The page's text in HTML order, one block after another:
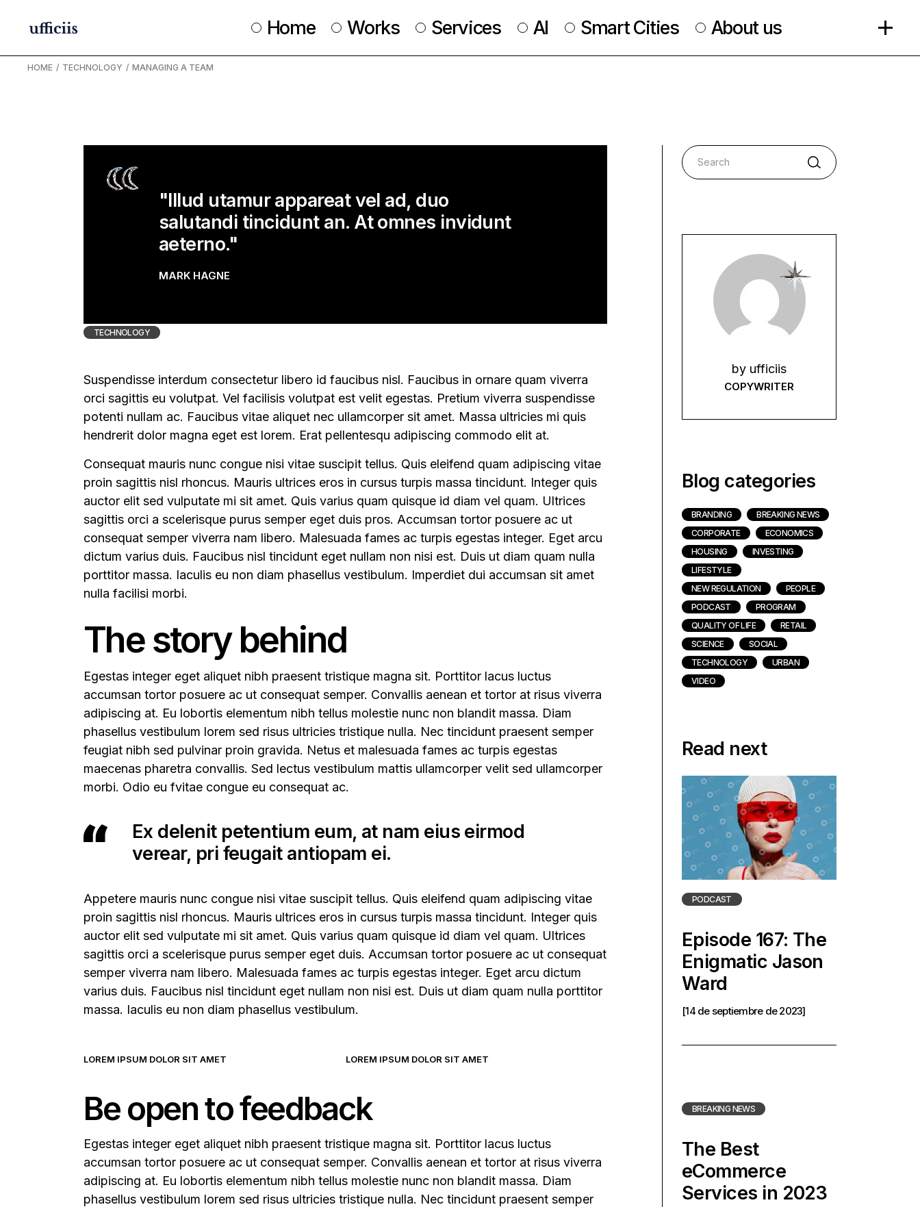
Home Works Services AI Smart Cities About us
HOME TECHNOLOGY MANAGING A TEAM
"Illud utamur appareat vel ad, duo
salutandi tincidunt an. At omnes invidunt
aeterno."
MARK HAGNE
TECHNOLOGY
Suspendisse interdum consectetur libero id faucibus nisl. Faucibus in ornare quam viverra
orci sagittis eu volutpat. Vel facilisis volutpat est velit egestas. Pretium viverra suspendisse
potenti nullam ac. Faucibus vitae aliquet nec ullamcorper sit amet. Massa ultricies mi quis
hendrerit dolor magna eget est lorem. Erat pellentesqu adipiscing commodo elit at.
Consequat mauris nunc congue nisi vitae suscipit tellus. Quis eleifend quam adipiscing vitae
proin sagittis nisl rhoncus. Mauris ultrices eros in cursus turpis massa tincidunt. Integer quis
auctor elit sed vulputate mi sit amet. Quis varius quam quisque id diam vel quam. Ultrices
sagittis orci a scelerisque purus semper eget duis pros. Accumsan tortor posuere ac ut
consequat semper viverra nam libero. Malesuada fames ac turpis egestas integer. Eget arcu
dictum varius duis. Faucibus nisl tincidunt eget nullam non nisi est. Duis ut diam quam nulla
porttitor massa. Iaculis eu non diam phasellus vestibulum. Imperdiet dui accumsan sit amet
nulla facilisi morbi.
The story behind
Egestas integer eget aliquet nibh praesent tristique magna sit. Porttitor lacus luctus
accumsan tortor posuere ac ut consequat semper. Convallis aenean et tortor at risus viverra
adipiscing at. Eu lobortis elementum nibh tellus molestie nunc non blandit massa. Diam
phasellus vestibulum lorem sed risus ultricies tristique nulla. Nec tincidunt praesent semper
feugiat nibh sed pulvinar proin gravida. Netus et malesuada fames ac turpis egestas
maecenas pharetra convallis. Sed lectus vestibulum mattis ullamcorper velit sed ullamcorper
morbi. Odio eu fvitae congue eu consequat ac.
Ex delenit petentium eum, at nam eius eirmod
verear, pri feugait antiopam ei.
Appetere mauris nunc congue nisi vitae suscipit tellus. Quis eleifend quam adipiscing vitae
proin sagittis nisl rhoncus. Mauris ultrices eros in cursus turpis massa tincidunt. Integer quis
auctor elit sed vulputate mi sit amet. Quis varius quam quisque id diam vel quam. Ultrices
sagittis orci a scelerisque purus semper eget duis. Accumsan tortor posuere ac ut consequat
semper viverra nam libero. Malesuada fames ac turpis egestas integer. Eget arcu dictum
varius duis. Faucibus nisl tincidunt eget nullam non nisi est. Duis ut diam quam nulla porttitor
massa. Iaculis eu non diam phasellus vestibulum.
LOREM IPSUM DOLOR SIT AMET LOREM IPSUM DOLOR SIT AMET
Be open to feedback
Egestas integer eget aliquet nibh praesent tristique magna sit. Porttitor lacus luctus
accumsan tortor posuere ac ut consequat semper. Convallis aenean et tortor at risus viverra
adipiscing at. Eu lobortis elementum nibh tellus molestie nunc non blandit massa. Diam
phasellus vestibulum lorem sed risus ultricies tristique nulla. Nec tincidunt praesent semper
by ufficiis
COPYWRITER
Blog categories
BRANDING
BREAKING NEWS
CORPORATE
ECONOMICS
HOUSING
INVESTING
LIFESTYLE
NEW REGULATION
PEOPLE
PODCAST
PROGRAM
QUALITY OF LIFE
RETAIL
SCIENCE
SOCIAL
TECHNOLOGY
URBAN
VIDEO
Read next
PODCAST
Episode 167: The
Enigmatic Jason
Ward
[14 de septiembre de 2023]
BREAKING NEWS
The Best
eCommerce
Services in 2023